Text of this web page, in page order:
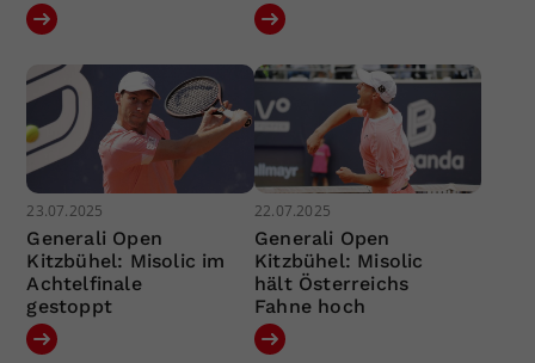
23.07.2025
Generali Open
Kitzbühel: Misolic im
Achtelfinale
gestoppt
22.07.2025
Generali Open
Kitzbühel: Misolic
hält Österreichs
Fahne hoch